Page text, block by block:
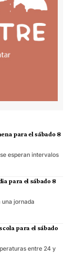
para el sábado 8
esperan intervalos
para el sábado 8
una jornada
para el sábado
entre 24 y